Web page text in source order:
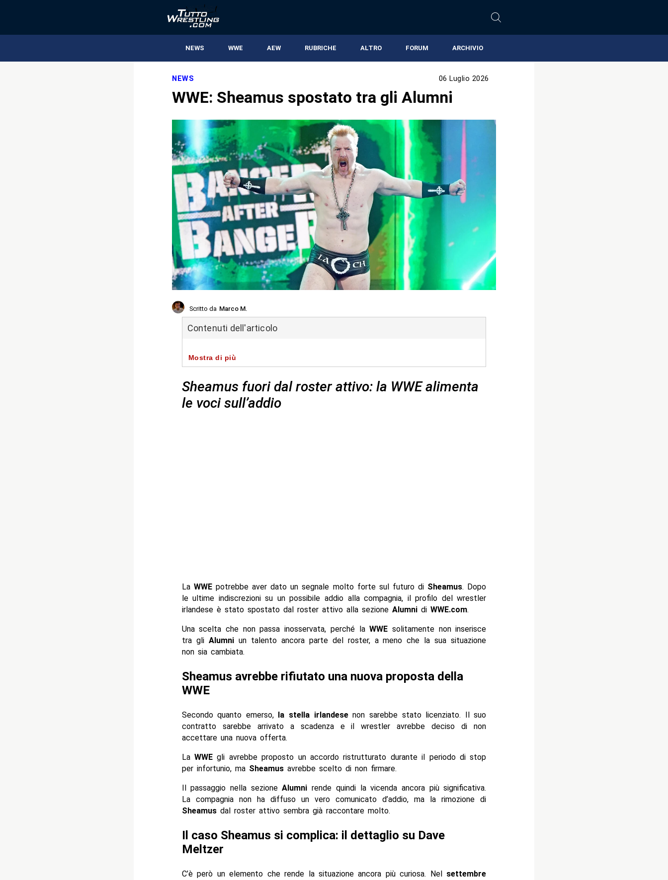
NEWS WWE AEW RUBRICHE ALTRO FORUM ARCHIVIO
NEWS 06 Luglio 2026
WWE: Sheamus spostato tra gli Alumni
Scritto da Marco M.
Contenuti dell'articolo
Mostra di più
Sheamus fuori dal roster attivo: la WWE alimenta
le voci sull’addio
La WWEpotrebbe aver dato un segnale molto forte sul futuro di Sheamus. Dopo
le ultime indiscrezioni su un possibile addio alla compagnia, il profilo del wrestler
irlandese è stato spostato dal roster attivo alla sezione Alumnidi WWE.com.
Una scelta che non passa inosservata, perché laWWE solitamente non inserisce
tra gli Alumniun talento ancora parte del roster, a meno che la sua situazione
non sia cambiata.
Sheamus avrebbe rifiutato una nuova proposta della
WWE
Secondo quanto emerso, la stella irlandesenon sarebbe stato licenziato. Il suo
contratto sarebbe arrivato a scadenza e il wrestler avrebbe deciso di non
accettare una nuova offerta.
La WWEgli avrebbe proposto un accordo ristrutturato durante il periodo di stop
per infortunio, ma Sheamusavrebbe scelto di non firmare.
Il passaggio nella sezioneAlumni rende quindi la vicenda ancora più significativa.
La compagnia non ha diffuso un vero comunicato d’addio, ma la rimozione di
Sheamusdal roster attivo sembra già raccontare molto.
Il caso Sheamus si complica: il dettaglio su Dave
Meltzer
C’è però un elemento che rende la situazione ancora più curiosa. Nel settembre